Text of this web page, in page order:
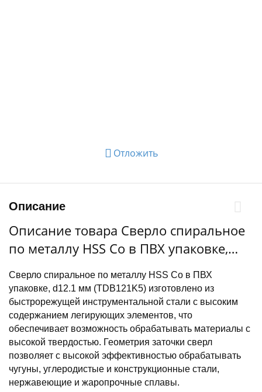
Отложить
Описание
Описание товара Сверло спиральное
по металлу HSS Co в ПВХ упаковке,
d12.1 мм
Сверло спиральное по металлу HSS Co в ПВХ
упаковке, d12.1 мм (TDB121K5) изготовлено из
быстрорежущей инструментальной стали с высоким
содержанием легирующих элементов, что
обеспечивает возможность обрабатывать материалы с
высокой твердостью. Геометрия заточки сверл
позволяет с высокой эффективностью обрабатывать
чугуны, углеродистые и конструкционные стали,
нержавеющие и жаропрочные сплавы.